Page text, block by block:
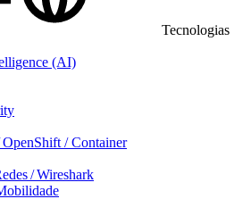
Tecnologias
(AI)
OpenShift / Container
/ Wireshark